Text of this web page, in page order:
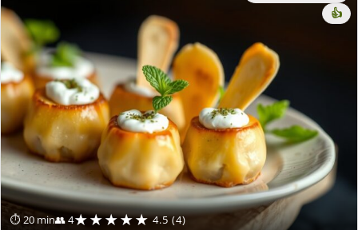
⏱ 20 min👥 4★★★★★ 4.5 (4)
👍